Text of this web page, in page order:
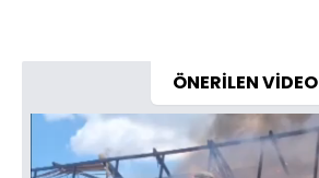
ÖNERİLEN VİDEO